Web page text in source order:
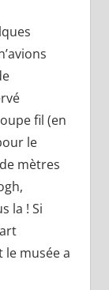
fil (en
le
mètres
la ! Si
le musée a